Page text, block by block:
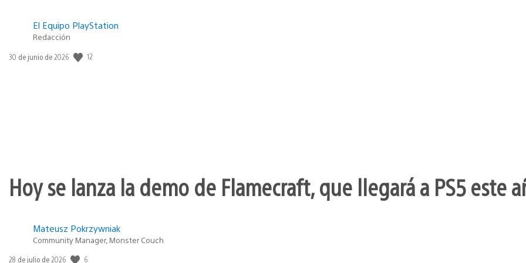
El Equipo PlayStation
Redacción
Fecha
30 de junio de 2026 12
Hoy se lanza la demo de Flamecraft, que llegará a PS5 este
Mateusz Pokrzywniak
Community Manager, Monster Couch
Fecha
28 de julio de 2026 6